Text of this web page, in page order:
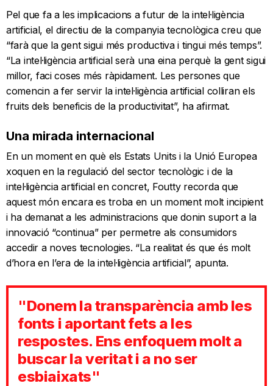
Pel que fa a les implicacions a futur de la intel·ligència
artificial, el directiu de la companyia tecnològica creu que
“farà que la gent sigui més productiva i tingui més temps”.
“La intel·ligència artificial serà una eina perquè la gent sigui
millor, faci coses més ràpidament. Les persones que
comencin a fer servir la intel·ligència artificial colliran els
fruits dels beneficis de la productivitat”, ha afirmat.
Una mirada internacional
En un moment en què els Estats Units i la Unió Europea
xoquen en la regulació del sector tecnològic i de la
intel·ligència artificial en concret, Foutty recorda que
aquest món encara es troba en un moment molt incipient
i ha demanat a les administracions que donin suport a la
innovació “continua” per permetre als consumidors
accedir a noves tecnologies. “La realitat és que és molt
d’hora en l’era de la intel·ligència artificial”, apunta.
"Donem la transparència amb les
fonts i aportant fets a les
respostes. Ens enfoquem molt a
buscar la veritat i a no ser
esbiaixats"